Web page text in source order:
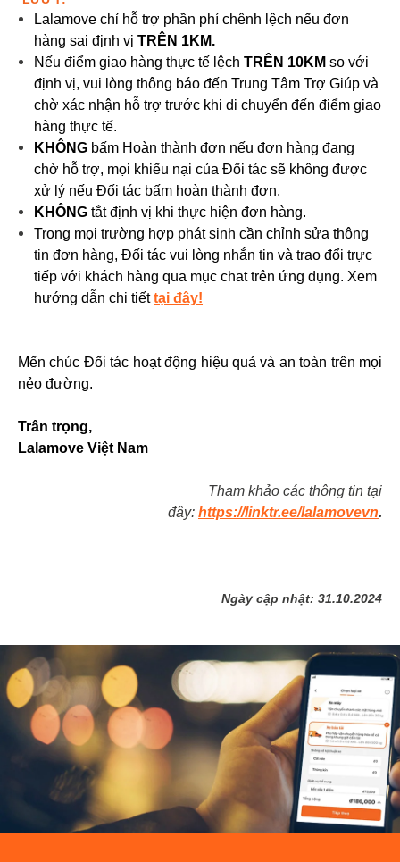
Lalamove chỉ hỗ trợ phần phí chênh lệch nếu đơn
hàng sai định vị TRÊN 1KM.
Nếu điểm giao hàng thực tế lệch TRÊN 10KM so với
định vị, vui lòng thông báo đến Trung Tâm Trợ Giúp và
chờ xác nhận hỗ trợ trước khi di chuyển đến điểm giao
hàng thực tế.
KHÔNG bấm Hoàn thành đơn nếu đơn hàng đang
chờ hỗ trợ, mọi khiếu nại của Đối tác sẽ không được
xử lý nếu Đối tác bấm hoàn thành đơn.
KHÔNG tắt định vị khi thực hiện đơn hàng.
Trong mọi trường hợp phát sinh cần chỉnh sửa thông
tin đơn hàng, Đối tác vui lòng nhắn tin và trao đổi trực
tiếp với khách hàng qua mục chat trên ứng dụng. Xem
hướng dẫn chi tiếttại đây!
Mến chúc Đối tác hoạt động hiệu quả và an toàn trên mọi
nẻo đường.
Trân trọng,
Lalamove Việt Nam
Tham khảo các thông tin tại
đây: https://linktr.ee/lalamovevn.
Ngày cập nhật: 31.10.2024